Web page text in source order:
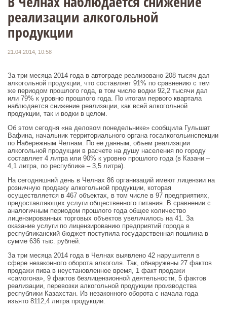
реализации алкогольной
продукции
21.04.2014, 10:58
За три месяца 2014 года в автограде реализовано 208 тысяч дал
алкогольной продукции, что составляет 91% по сравнению с тем
же периодом прошлого года, в том числе водки 92,2 тысячи дал
или 79% к уровню прошлого года. По итогам первого квартала
наблюдается снижение реализации, как всей алкогольной
продукции, так и водки в целом.
Об этом сегодня «на деловом понедельнике» сообщила Гульшат
Вафина, начальник территориального органа госалкогольинспекции
по Набережным Челнам. По ее данным, объем реализации
алкогольной продукции в расчете на душу населения по городу
составляет 4 литра или 90% к уровню прошлого года (в Казани –
4,1 литра, по республике – 3,5 литра).
На сегодняшний день в Челнах 86 организаций имеют лицензии на
розничную продажу алкогольной продукции, которая
осуществляется в 467 объектах, в том числе в 97 предприятиях,
предоставляющих услуги общественного питания. В сравнении с
аналогичным периодом прошлого года общее количество
лицензированных торговых объектов увеличилось на 41. За
оказание услуги по лицензированию предприятий города в
республиканский бюджет поступила государственная пошлина в
сумме 636 тыс. рублей.
За три месяца 2014 года в Челнах выявлено 42 нарушителя в
сфере незаконного оборота алкоголя. Так, обнаружены 27 фактов
продажи пива в неустановленное время, 1 факт продажи
«самогона», 9 фактов безлицензионной деятельности, 5 фактов
реализации, перевозки алкогольной продукции производства
республики Казахстан. Из незаконного оборота с начала года
изъято 8112,4 литра продукции.